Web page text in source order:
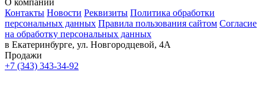
Контакты Новости Реквизиты Политика обработки
персональных данных Правила пользования сайтом Согласие
на обработку персональных данных
в Екатеринбурге, ул. Новгородцевой, 4А
Продажи
+7 (343) 343-34-92